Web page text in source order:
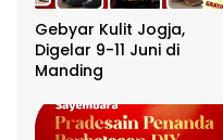
Gebyar Kulit Jogja,
Digelar 9-11 Juni di
Manding